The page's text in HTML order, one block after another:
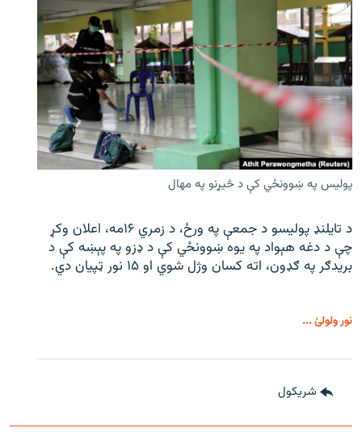
پولیس په ښوونځي کې د څیړنو په مهال
د تایلنډ پولیسو د جمعې په ورځ، د زمري ۱۶مه، اعلان وکړ
چې د دغه هېواد په یوه ښوونځي کې د ډزو په پېښه کې د
بریدګر په ګډون، اته کسان وژل شوي او ۱۵ نور ټپیان دي.
نور ولولئ ...
شريکول